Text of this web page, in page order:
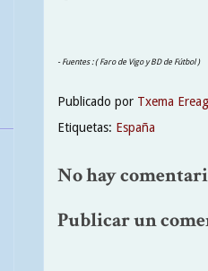
- Fuentes : ( Faro de Vigo y BD de Fútbol )
Publicado por Txema
Etiquetas: España
No hay
Publicar un